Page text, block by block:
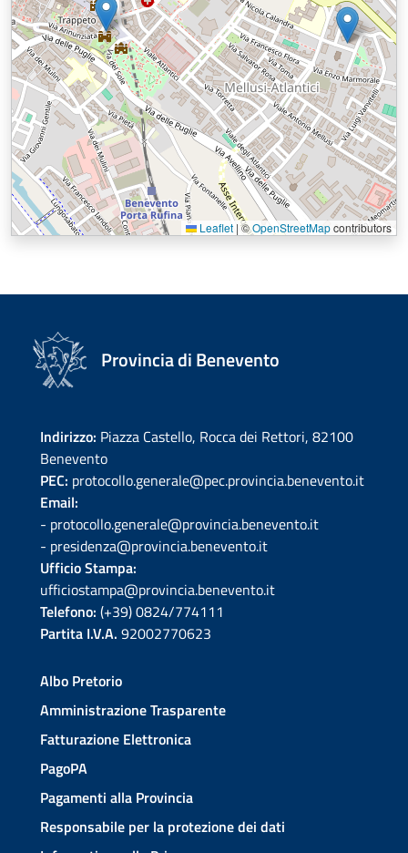
Leaflet |©OpenStreetMapcontributors
Provincia di Benevento
Indirizzo: Piazza Castello, Rocca dei Rettori, 82100
Benevento
PEC: protocollo.generale@pec.provincia.benevento.it
Email:
- protocollo.generale@provincia.benevento.it
- presidenza@provincia.benevento.it
Ufficio Stampa:
ufficiostampa@provincia.benevento.it
Telefono: (+39) 0824/774111
Partita I.V.A. 92002770623
Albo Pretorio
Amministrazione Trasparente
Fatturazione Elettronica
PagoPA
Pagamenti alla Provincia
Responsabile per la protezione dei dati